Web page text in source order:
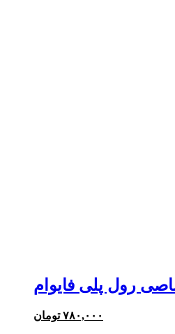
رول پلی فایوام
۷۸۰,۰۰۰ تومان